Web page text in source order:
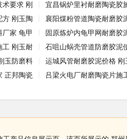
要求 刚
宜昌锅炉里衬耐磨陶瓷胶
方 刚玉陶
襄阳煤粉管道陶瓷耐磨胶
家 龟甲
固原炼炉内龟甲网耐磨胶
工 刚玉耐
石咀山蜗壳管道防磨胶泥
玉防磨料
运城风管耐磨胶泥价格 刚
正邦陶瓷
吕梁火电厂耐磨陶瓷片施